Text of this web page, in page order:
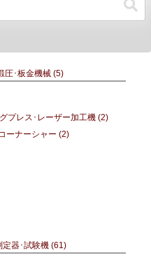
圧･板金機械 (5)
プレス･レーザー加工機 (2)
ーナーシャー (2)
定器･試験機 (61)